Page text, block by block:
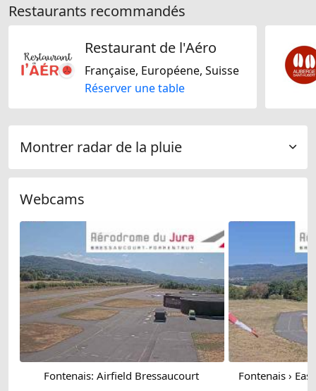
Restaurants recommandés
Restaurant de l'Aéro
Française, Européene, Suisse
Réserver une table
Montrer radar de la pluie
Webcams
Fontenais: Airfield Bressaucourt Fontenais ›